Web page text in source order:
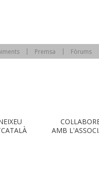
Premsa Fòrums
AMB